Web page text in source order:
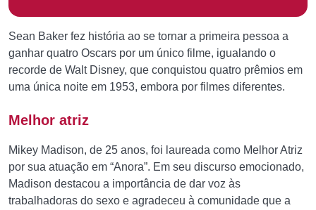
Sean Baker fez história ao se tornar a primeira pessoa a
ganhar quatro Oscars por um único filme, igualando o
recorde de Walt Disney, que conquistou quatro prêmios em
uma única noite em 1953, embora por filmes diferentes.
Melhor atriz
Mikey Madison, de 25 anos, foi laureada como Melhor Atriz
por sua atuação em “Anora”. Em seu discurso emocionado,
Madison destacou a importância de dar voz às
trabalhadoras do sexo e agradeceu à comunidade que a